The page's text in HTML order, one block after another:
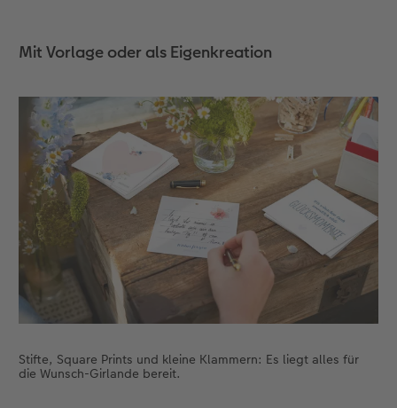
Mit Vorlage oder als Eigenkreation
Stifte, Square Prints und kleine Klammern: Es liegt alles für
die Wunsch-Girlande bereit.